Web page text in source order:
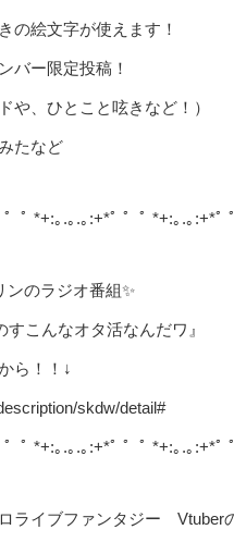
の絵文字が使えます！
バー限定投稿！
、ひとこと呟きなど！）
たなど
ﾟ *+:｡.｡.｡:+*ﾟ ゜ﾟ *+:｡.｡:+*ﾟ
ンのラジオ番組✨
こんなオタ活なんだワ』
ら！！↓
skdw/detail#
ﾟ *+:｡.｡.｡:+*ﾟ ゜ﾟ *+:｡.｡:+*ﾟ
ライブファンタジー Vtuber